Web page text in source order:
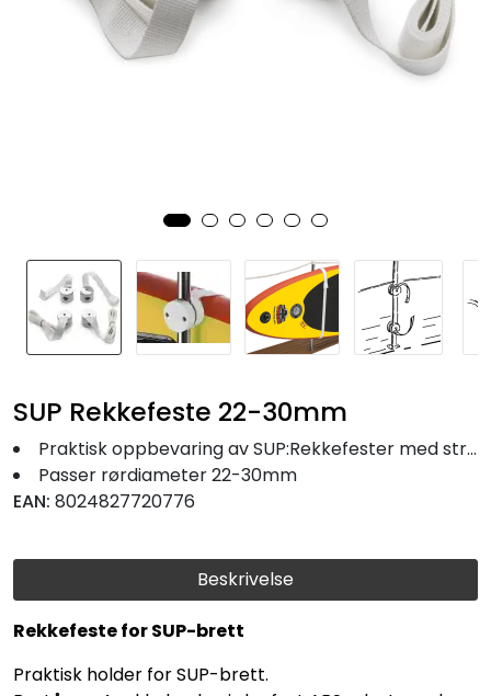
Beskrivelse
Rekkefeste for SUP-brett
Praktisk holder for SUP-brett.
SUP Rekkefeste 22-30mm
Praktisk oppbevaring av SUP:Rekkefester med stropper
Passer rørdiameter 22-30mm
EAN: 8024827720776
Fritid/Sikkerhet
Nyheter